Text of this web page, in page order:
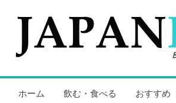
ホーム 飲む・食べる おすすめ